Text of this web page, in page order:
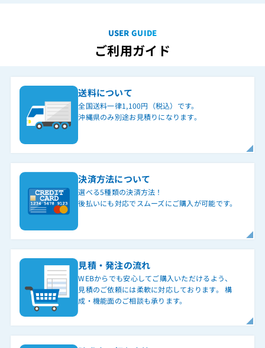
USER GUIDE
ご利用ガイド
送料について
全国送料一律1,100円（税込）です。
沖縄県のみ別途お見積りになります。
決済方法について
選べる5種類の決済方法！
後払いにも対応でスムーズにご購入が可能です。
見積・発注の流れ
WEBからでも安心してご購入いただけるよう、
見積のご依頼には柔軟に対応しております。 構
成・機能面のご相談も承ります。